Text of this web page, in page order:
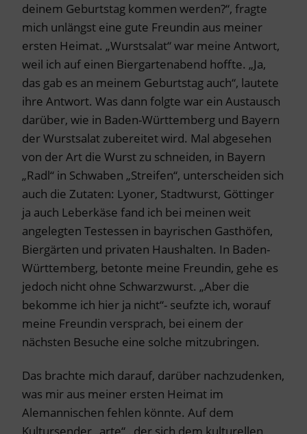
deinem Geburtstag kommen werden?“, fragte
mich unlängst eine gute Freundin aus meiner
ersten Heimat. „Wurstsalat“ war meine Antwort,
weil ich auf einen Biergartenabend hoffte. „Ja,
das gab es an meinem Geburtstag auch“, lautete
ihre Antwort. Was dann folgte war ein Austausch
darüber, wie in Baden-Württemberg und Bayern
der Wurstsalat zubereitet wird. Mal abgesehen
von der Art die Wurst zu schneiden, in Bayern
„Radl“ in Schwaben „Streifen“, unterscheiden sich
auch die Zutaten: Lyoner, Stadtwurst, Göttinger
ja auch Leberkäse fand ich bei meinen weit
angelegten Testessen in bayrischen Gasthöfen,
Biergärten und privaten Haushalten. In Baden-
Württemberg, betonte meine Freundin, gehe es
jedoch nicht ohne Schwarzwurst. „Aber die
bekomme ich hier ja nicht“- seufzte ich, worauf
meine Freundin versprach, bei einem der
nächsten Besuche eine solche mitzubringen.
Das brachte mich darauf, darüber nachzudenken,
was mir aus meiner ersten Heimat im
Alemannischen fehlen könnte. Auf dem